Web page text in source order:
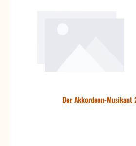
Der Akkordeon-Musikant